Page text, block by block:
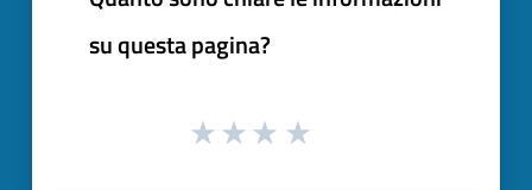
su questa pagina?